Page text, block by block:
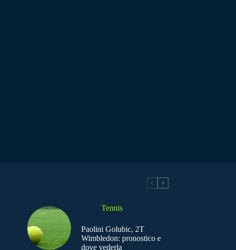
Tennis
Paolini Golubic, 2T
Wimbledon: pronostico e
dove vederla